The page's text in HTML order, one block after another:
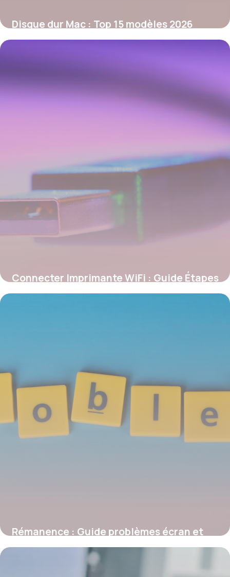
Disque dur Mac : Top 15 modèles 2026
29 mai 2026
Connecter Imprimante WiFi : Guide Étapes
28 mai 2026
Rémanence : Guide problèmes écran et
solutions